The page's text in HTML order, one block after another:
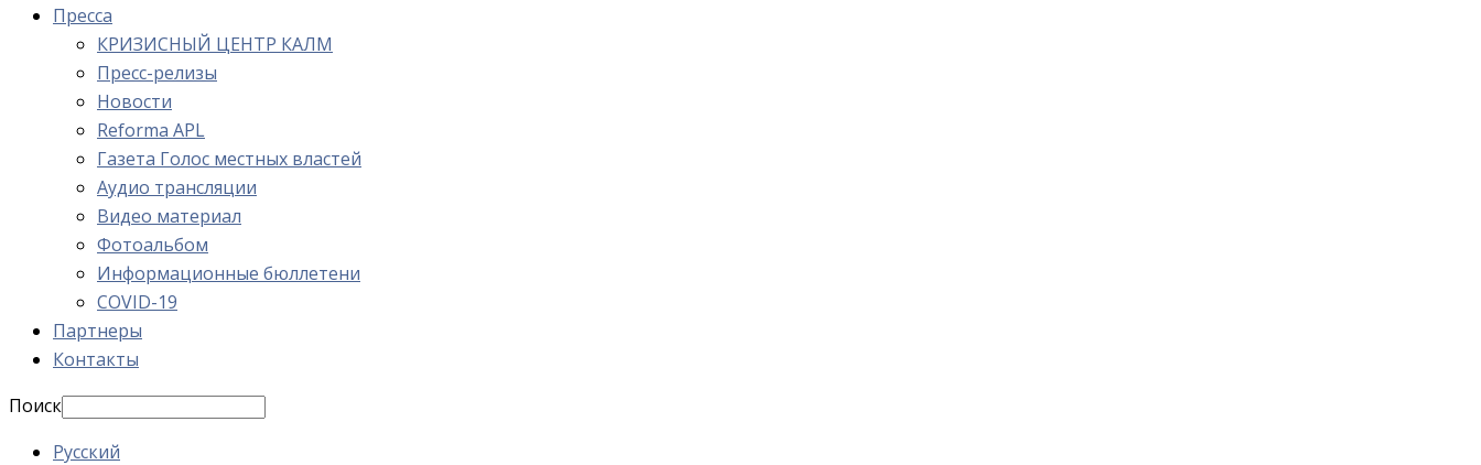
Пресса
КРИЗИСНЫЙ ЦЕНТР КАЛМ
Пресс-релизы
Новости
Reforma APL
Газета Голос местных властей
Аудио трансляции
Видео материал
Фотоальбом
Информационные бюллетени
COVID-19
Партнеры
Контакты
Поиск
Русский